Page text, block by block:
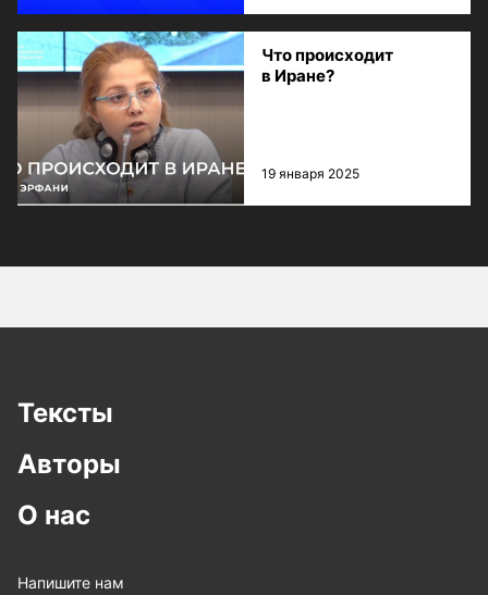
Что происходит
в Иране?
19 января 2025
Тексты
Авторы
О нас
Напишите нам